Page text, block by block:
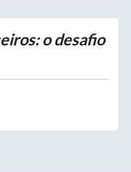
o desafio